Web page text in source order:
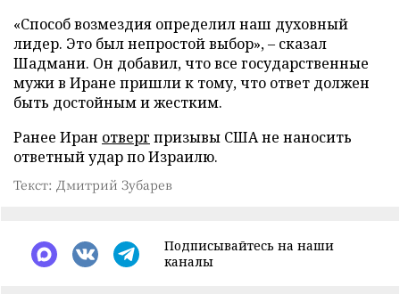
«Способ возмездия определил наш духовный
лидер. Это был непростой выбор», – сказал
Шадмани. Он добавил, что все государственные
мужи в Иране пришли к тому, что ответ должен
быть достойным и жестким.
Ранее Иран отверг призывы США не наносить
ответный удар по Израилю.
Текст: Дмитрий Зубарев
Подписывайтесь на наши
каналы